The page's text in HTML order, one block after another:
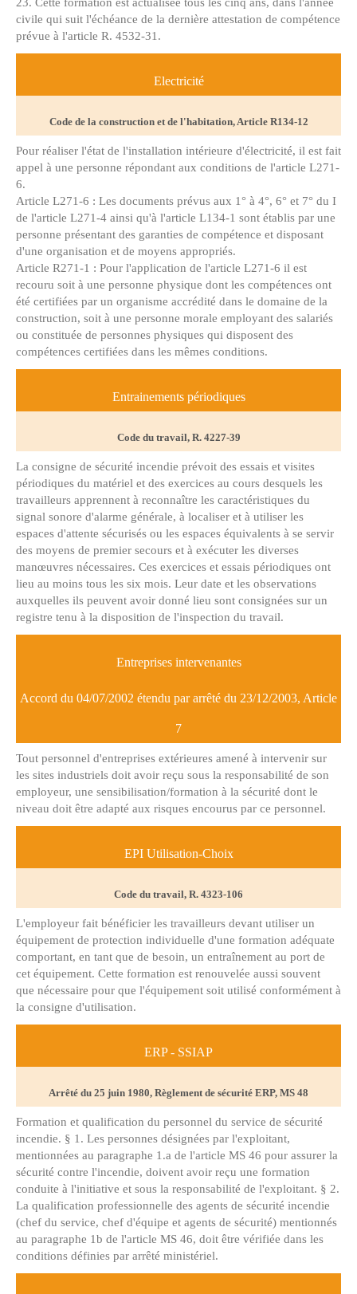
civile qui suit l'échéance de la dernière attestation de compétence
prévue à l'article R. 4532-31.
Electricité
Code de la construction et de l'habitation, Article R134-12
Pour réaliser l'état de l'installation intérieure d'électricité, il est fait
appel à une personne répondant aux conditions de l'article L271-
6.
Article L271-6 : Les documents prévus aux 1° à 4°, 6° et 7° du I
de l'article L271-4 ainsi qu'à l'article L134-1 sont établis par une
personne présentant des garanties de compétence et disposant
d'une organisation et de moyens appropriés.
Article R271-1 : Pour l'application de l'article L271-6 il est
recouru soit à une personne physique dont les compétences ont
été certifiées par un organisme accrédité dans le domaine de la
construction, soit à une personne morale employant des salariés
ou constituée de personnes physiques qui disposent des
compétences certifiées dans les mêmes conditions.
Entrainements périodiques
Code du travail, R. 4227-39
La consigne de sécurité incendie prévoit des essais et visites
périodiques du matériel et des exercices au cours desquels les
travailleurs apprennent à reconnaître les caractéristiques du
signal sonore d'alarme générale, à localiser et à utiliser les
espaces d'attente sécurisés ou les espaces équivalents à se servir
des moyens de premier secours et à exécuter les diverses
manœuvres nécessaires. Ces exercices et essais périodiques ont
lieu au moins tous les six mois. Leur date et les observations
auxquelles ils peuvent avoir donné lieu sont consignées sur un
registre tenu à la disposition de l'inspection du travail.
Entreprises intervenantes
Accord du 04/07/2002 étendu par arrêté du 23/12/2003, Article
7
Tout personnel d'entreprises extérieures amené à intervenir sur
les sites industriels doit avoir reçu sous la responsabilité de son
employeur, une sensibilisation/formation à la sécurité dont le
niveau doit être adapté aux risques encourus par ce personnel.
EPI Utilisation-Choix
Code du travail, R. 4323-106
L'employeur fait bénéficier les travailleurs devant utiliser un
équipement de protection individuelle d'une formation adéquate
comportant, en tant que de besoin, un entraînement au port de
cet équipement. Cette formation est renouvelée aussi souvent
que nécessaire pour que l'équipement soit utilisé conformément à
la consigne d'utilisation.
ERP - SSIAP
Arrêté du 25 juin 1980, Règlement de sécurité ERP, MS 48
Formation et qualification du personnel du service de sécurité
incendie. § 1. Les personnes désignées par l'exploitant,
mentionnées au paragraphe 1.a de l'article MS 46 pour assurer la
sécurité contre l'incendie, doivent avoir reçu une formation
conduite à l'initiative et sous la responsabilité de l'exploitant. § 2.
La qualification professionnelle des agents de sécurité incendie
(chef du service, chef d'équipe et agents de sécurité) mentionnés
au paragraphe 1b de l'article MS 46, doit être vérifiée dans les
conditions définies par arrêté ministériel.